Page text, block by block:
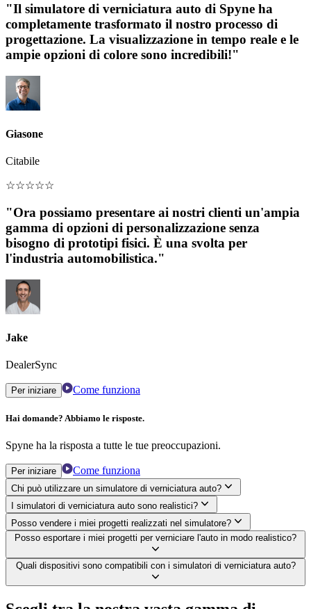
"Il simulatore di verniciatura auto di Spyne ha
completamente trasformato il nostro processo di
progettazione. La visualizzazione in tempo reale e le
ampie opzioni di colore sono incredibili!"
Giasone
Citabile
☆☆☆☆☆
"Ora possiamo presentare ai nostri clienti un'ampia
gamma di opzioni di personalizzazione senza
bisogno di prototipi fisici. È una svolta per
l'industria automobilistica."
Jake
DealerSync
Per iniziare Come funziona
Hai domande? Abbiamo le risposte.
Spyne ha la risposta a tutte le tue preoccupazioni.
Per iniziare Come funziona
Chi può utilizzare un simulatore di verniciatura auto?
I simulatori di verniciatura auto sono realistici?
Posso vendere i miei progetti realizzati nel simulatore?
Posso esportare i miei progetti per verniciare l'auto in modo realistico?
Quali dispositivi sono compatibili con i simulatori di verniciatura auto?